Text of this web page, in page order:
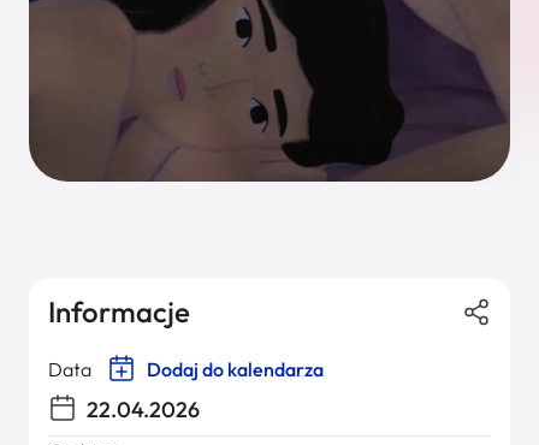
Informacje
Data Dodaj do kalendarza
22.04.2026